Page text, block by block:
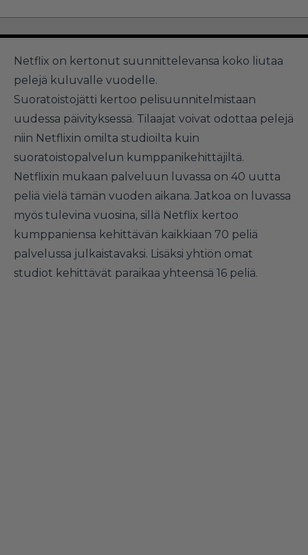
Netflix on kertonut suunnittelevansa koko liutaa
pelejä kuluvalle vuodelle.
Suoratoistojätti kertoo pelisuunnitelmistaan
uudessa päivityksessä. Tilaajat voivat odottaa pelejä
niin Netflixin omilta studioilta kuin
suoratoistopalvelun kumppanikehittäjiltä.
Netflixin mukaan palveluun luvassa on 40 uutta
peliä vielä tämän vuoden aikana. Jatkoa on luvassa
myös tulevina vuosina, sillä Netflix kertoo
kumppaniensa kehittävän kaikkiaan 70 peliä
palvelussa julkaistavaksi. Lisäksi yhtiön omat
studiot kehittävät paraikaa yhteensä 16 peliä.